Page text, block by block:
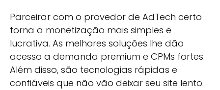
Parceirar com o provedor de AdTech certo
torna a monetização mais simples e
lucrativa. As melhores soluções lhe dão
acesso a demanda premium e CPMs fortes.
Além disso, são tecnologias rápidas e
confiáveis que não vão deixar seu site lento.